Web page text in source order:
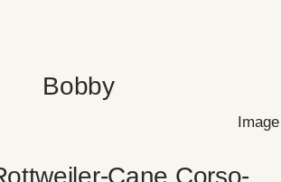
Bobby
Cane Corso-